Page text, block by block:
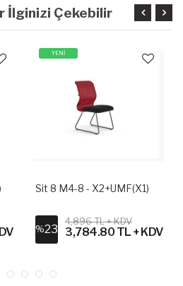
İlginizi Çekebilir
YENİ
Sit 8 M4-8 - X2+UMF(X1)
%23
4,896 TL + KDV
3,784.80 TL + KDV